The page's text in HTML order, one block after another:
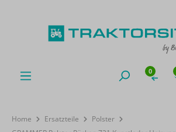
0
Home Ersatzteile
Polster